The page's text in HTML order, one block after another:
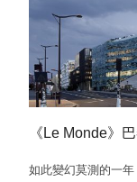
《Le Monde》
如此變幻莫測的一